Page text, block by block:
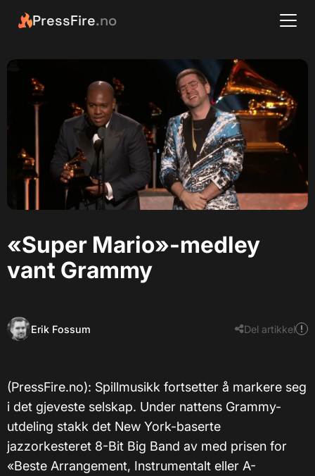
PressFire.no
«Super Mario»-medley
vant Grammy
Erik Fossum Del artikkel
(PressFire.no): Spillmusikk fortsetter å markere seg
i det gjeveste selskap. Under nattens Grammy-
utdeling stakk det New York-baserte
jazzorkesteret 8-Bit Big Band av med prisen for
«Beste Arrangement, Instrumentalt eller A-